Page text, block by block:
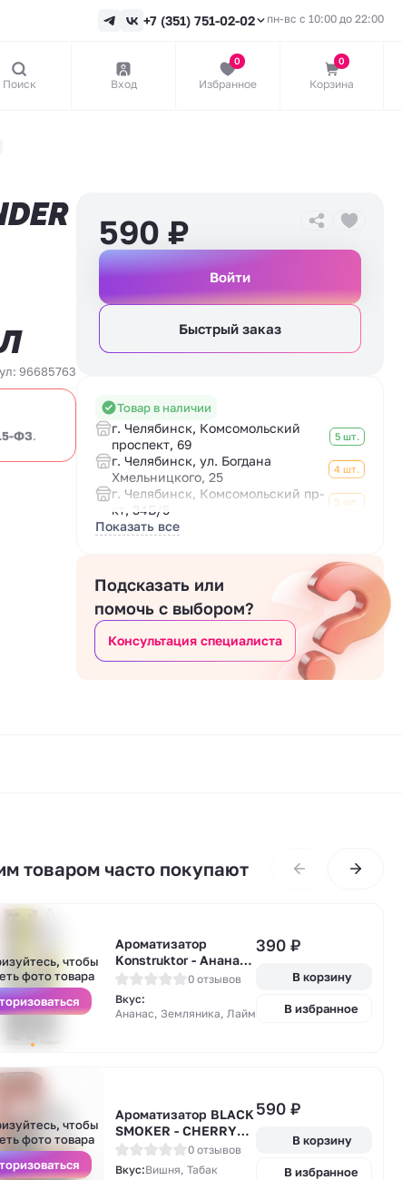
+7 (351) 751-02-02 пн-вс с 10:00 до 22:00
Поиск Вход
0
Избранное
0
Корзина
96685763
ФЗ.
590 ₽
Войти
Быстрый заказ
Товар в наличии
г. Челябинск, Комсомольский
проспект, 69
5 шт.
г. Челябинск, ул. Богдана
Хмельницкого, 25
4 шт.
г. Челябинск, Комсомольский пр-
кт, 34Б/5
3 шт.
Показать все
Подсказать или
помочь с выбором?
Консультация специалиста
товаром часто покупают
чтобы
фото товара
Ароматизатор
Konstruktor - Ананас
Земляника Лайм 13мл
0 отзывов
Вкус:
Ананас, Земляника, Лайм
390 ₽
В корзину
В избранное
чтобы
фото товара
Ароматизатор BLACK
SMOKER - CHERRY
PIPE 13мл
0 отзывов
Вкус:Вишня, Табак
590 ₽
В корзину
В избранное